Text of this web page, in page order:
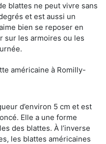
blattes ne peut vivre sans
et est aussi un
bien se reposer en
sur les armoires ou les
américaine à Romilly-
d’environ 5 cm et est
Elle a une forme
des blattes. À l’inverse
les blattes américaines